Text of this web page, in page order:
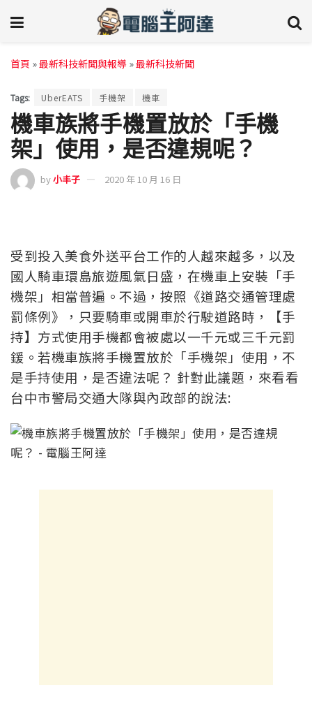
首頁 »最新科技新聞與報導 »最新科技新聞
Tags: UberEATS 手機架 機車
機車族將手機置放於「手機
架」使用，是否違規呢？
by小丰子 2020 年 10 月 16 日
受到投入美食外送平台工作的人越來越多，以及
國人騎車環島旅遊風氣日盛，在機車上安裝「手
機架」相當普遍。不過，按照《道路交通管理處
罰條例》，只要騎車或開車於行駛道路時，【手
持】方式使用手機都會被處以一千元或三千元罰
鍰。若機車族將手機置放於「手機架」使用，不
是手持使用，是否違法呢？ 針對此議題，來看看
台中市警局交通大隊與內政部的說法: